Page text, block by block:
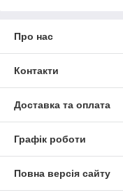
Про нас
Контакти
Доставка та оплата
Графік роботи
Повна версія сайту